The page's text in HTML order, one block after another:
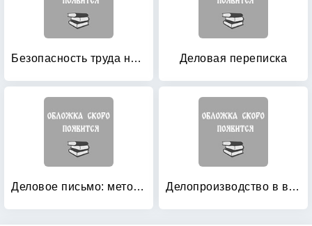
Безопасность труда на предприятиях строительных материалов, изделий и конструкций: Учебник для студентов учреждений высшего профессионального образования Деловая переписка
Деловое письмо: методика составления и правила оформления: практическое пособие Делопроизводство в вопросах и ответах